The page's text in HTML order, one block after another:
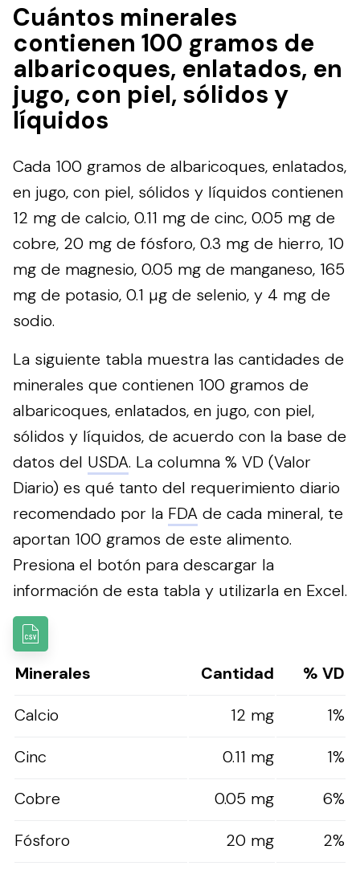
Cuántos minerales
contienen 100 gramos de
albaricoques, enlatados, en
jugo, con piel, sólidos y
líquidos
Cada 100 gramos de albaricoques, enlatados,
en jugo, con piel, sólidos y líquidos contienen
12 mg de calcio, 0.11 mg de cinc, 0.05 mg de
cobre, 20 mg de fósforo, 0.3 mg de hierro, 10
mg de magnesio, 0.05 mg de manganeso, 165
mg de potasio, 0.1 µg de selenio, y 4 mg de
sodio.
La siguiente tabla muestra las cantidades de
minerales que contienen 100 gramos de
albaricoques, enlatados, en jugo, con piel,
sólidos y líquidos, de acuerdo con la base de
datos del USDA. La columna % VD (Valor
Diario) es qué tanto del requerimiento diario
recomendado por la FDA de cada mineral, te
aportan 100 gramos de este alimento.
Presiona el botón para descargar la
información de esta tabla y utilizarla en Excel.
Minerales Cantidad
% VD
Calcio
12 mg
1%
Cinc
0.11 mg
1%
Cobre
0.05 mg
6%
Fósforo
20 mg 2%